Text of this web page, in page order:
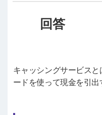
キャッシングサービス
ードを使って現金を引出